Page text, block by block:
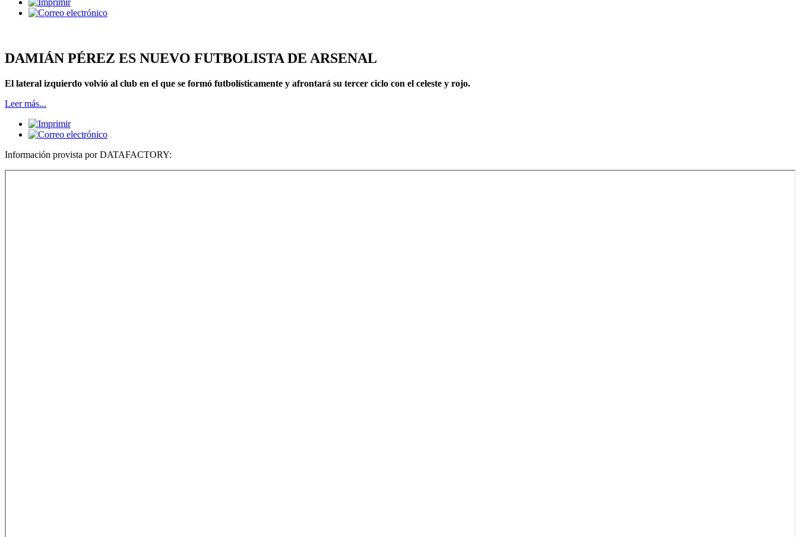
DAMIÁN PÉREZ ES NUEVO FUTBOLISTA DE ARSENAL
El lateral izquierdo volvió al club en el que se formó futbolísticamente y afrontará su tercer ciclo con el celeste y rojo.
Leer más...
Información provista por DATAFACTORY: